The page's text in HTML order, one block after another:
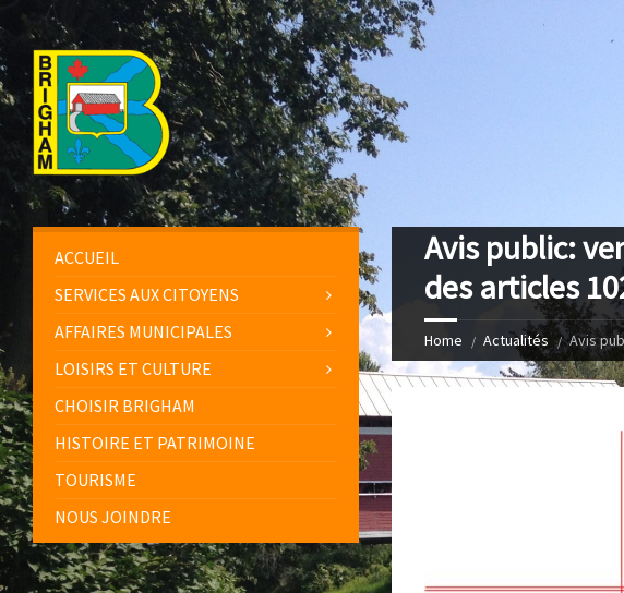
Avis public:
des articles
Home Actualités Avis
ACCUEIL
SERVICES AUX CITOYENS
AFFAIRES MUNICIPALES
LOISIRS ET CULTURE
CHOISIR BRIGHAM
HISTOIRE ET PATRIMOINE
TOURISME
NOUS JOINDRE